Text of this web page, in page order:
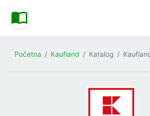
Početna Kaufland Katalog